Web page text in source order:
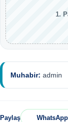
1.
Muhabir: admin
Paylaş WhatsApp